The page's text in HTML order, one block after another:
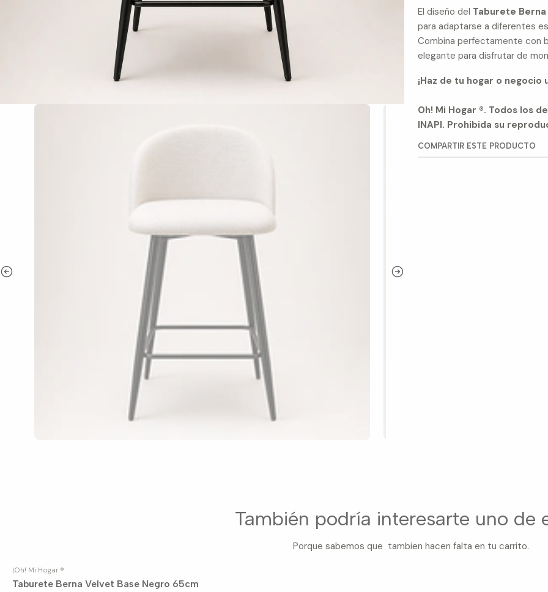
El diseño del Taburete
para adaptarse a diferentes
Combina perfectamente con
elegante para disfrutar de
¡Haz de tu hogar o
Oh! Mi Hogar ®. Todos los
INAPI. Prohibida su
COMPARTIR ESTE PRODUCTO
También podría interesarte uno de
Porque sabemos que tambien hacen falta en tu carrito.
|Oh! Mi Hogar ®
Taburete Berna Velvet Base Negro 65cm